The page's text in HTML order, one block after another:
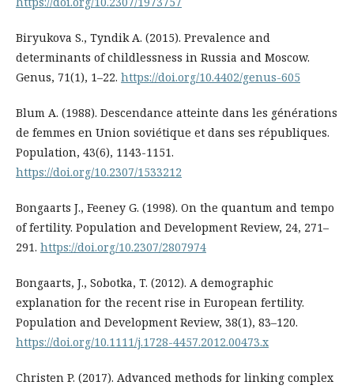
Biryukova S., Tyndik A. (2015). Prevalence and
determinants of childlessness in Russia and Moscow.
Genus, 71(1), 1–22. https://doi.org/10.4402/genus-605
Blum A. (1988). Descendance atteinte dans les générations
de femmes en Union soviétique et dans ses républiques.
Population, 43(6), 1143-1151.
https://doi.org/10.2307/1533212
Bongaarts J., Feeney G. (1998). On the quantum and tempo
of fertility. Population and Development Review, 24, 271–
291. https://doi.org/10.2307/2807974
Bongaarts, J., Sobotka, T. (2012). A demographic
explanation for the recent rise in European fertility.
Population and Development Review, 38(1), 83–120.
https://doi.org/10.1111/j.1728-4457.2012.00473.x
Christen P. (2017). Advanced methods for linking complex